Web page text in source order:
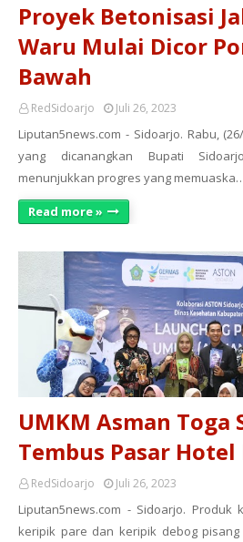
Proyek Betonisasi
Waru Mulai Dicor
Bawah
RedSidoarjo Juli 26, 2023
Liputan5news.com - Sidoarjo. Rabu,
yang dicanangkan Bupati
menunjukkan progres yang
Read more »
UMKM Asman Toga
Tembus Pasar
RedSidoarjo Juli 26, 2023
Liputan5news.com - Sidoarjo. Produk
keripik pare dan keripik debog